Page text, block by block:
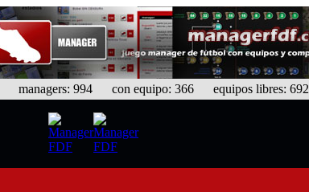
managers: 994 con equipo: 366 equipos libres: 692